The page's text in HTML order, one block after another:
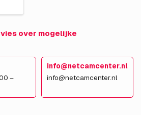
over mogelijke
–
info@netcamcenter.nl
info@netcamcenter.nl